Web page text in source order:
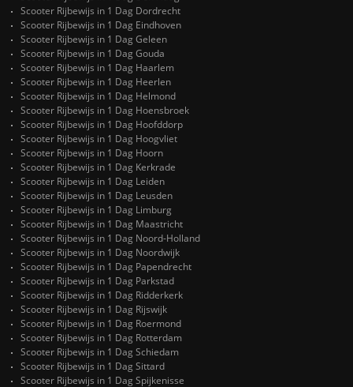
Scooter Rijbewijs in 1 Dag Dordrecht
Scooter Rijbewijs in 1 Dag Eindhoven
Scooter Rijbewijs in 1 Dag Geleen
Scooter Rijbewijs in 1 Dag Gouda
Scooter Rijbewijs in 1 Dag Haarlem
Scooter Rijbewijs in 1 Dag Heerlen
Scooter Rijbewijs in 1 Dag Helmond
Scooter Rijbewijs in 1 Dag Hoensbroek
Scooter Rijbewijs in 1 Dag Hoofddorp
Scooter Rijbewijs in 1 Dag Hoogvliet
Scooter Rijbewijs in 1 Dag Hoorn
Scooter Rijbewijs in 1 Dag Kerkrade
Scooter Rijbewijs in 1 Dag Leiden
Scooter Rijbewijs in 1 Dag Leusden
Scooter Rijbewijs in 1 Dag Limburg
Scooter Rijbewijs in 1 Dag Maastricht
Scooter Rijbewijs in 1 Dag Noord-Holland
Scooter Rijbewijs in 1 Dag Noordwijk
Scooter Rijbewijs in 1 Dag Papendrecht
Scooter Rijbewijs in 1 Dag Parkstad
Scooter Rijbewijs in 1 Dag Ridderkerk
Scooter Rijbewijs in 1 Dag Rijswijk
Scooter Rijbewijs in 1 Dag Roermond
Scooter Rijbewijs in 1 Dag Rotterdam
Scooter Rijbewijs in 1 Dag Schiedam
Scooter Rijbewijs in 1 Dag Sittard
Scooter Rijbewijs in 1 Dag Spijkenisse